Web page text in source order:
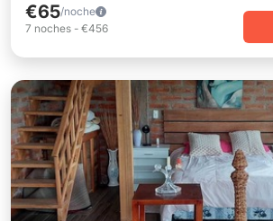
€65/noche
7 noches - €456